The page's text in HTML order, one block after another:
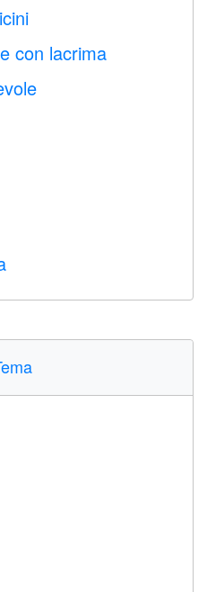
con lacrima